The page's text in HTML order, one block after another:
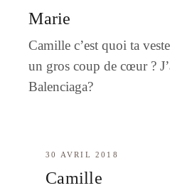
Marie
Camille c’est quoi ta
un gros coup de cœur ?
Balenciaga?
30 AVRIL 2018
Camille